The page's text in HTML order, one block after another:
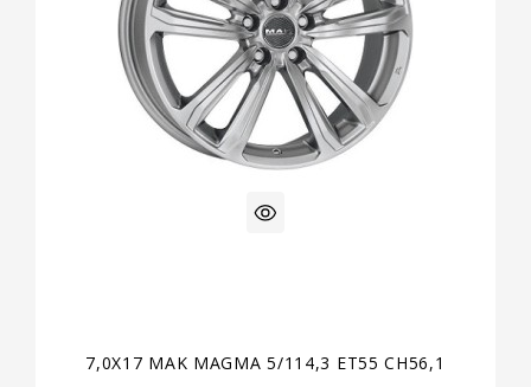
7,0X17 MAK MAGMA 5/114,3 ET55 CH56,1